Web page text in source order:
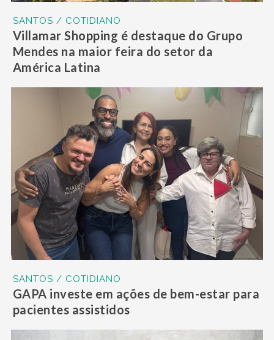
SANTOS / COTIDIANO
Villamar Shopping é destaque do Grupo
Mendes na maior feira do setor da
América Latina
SANTOS / COTIDIANO
GAPA investe em ações de bem-estar para
pacientes assistidos